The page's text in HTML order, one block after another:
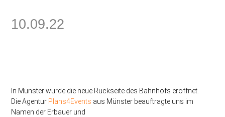
10.09.22
In Münster wurde die neue Rückseite des Bahnhofs eröffnet.
Die Agentur Plans4Events aus Münster beauftragte uns im
Namen der Erbauer und